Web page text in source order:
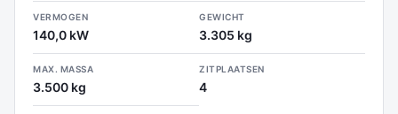
VERMOGEN
140,0 kW
GEWICHT
3.305 kg
MAX. MASSA
3.500 kg
ZITPLAATSEN
4